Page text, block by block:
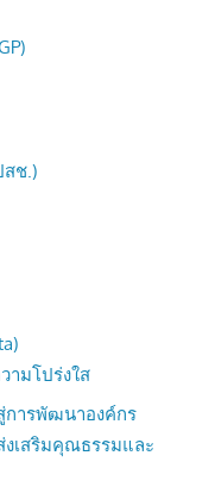
ช.)
ามโปร่งใส
การพัฒนาองค์กร
งเสริมคุณธรรมและ